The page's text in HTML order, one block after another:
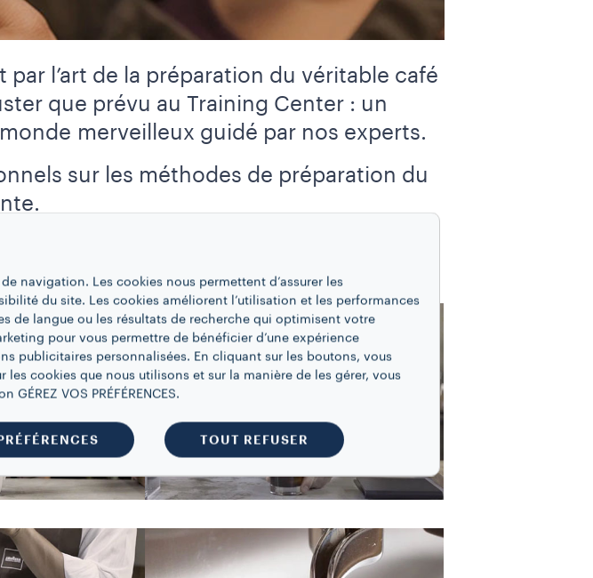
l’art de la préparation du véritable café
que prévu au Training Center : un
merveilleux guidé par nos experts.
sur les méthodes de préparation du
navigation. Les cookies nous permettent d’assurer les
du site. Les cookies améliorent l’utilisation et les performances
de langue ou les résultats de recherche qui optimisent votre
pour vous permettre de bénéficier d’une expérience
publicitaires personnalisées. En cliquant sur les boutons, vous
cookies que nous utilisons et sur la manière de les gérer, vous
GÉREZ VOS PRÉFÉRENCES.
TOUT REFUSER